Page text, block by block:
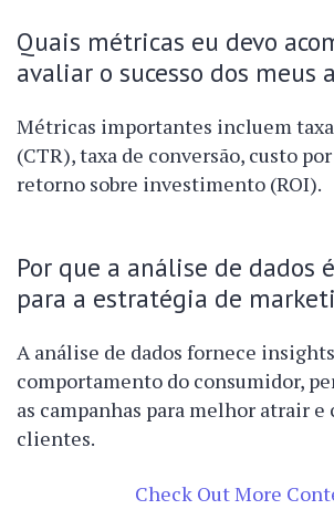
Quais métricas eu devo
avaliar o sucesso dos meus
Métricas importantes incluem
(CTR), taxa de conversão, custo
retorno sobre investimento (ROI).
Por que a análise de dados
para a estratégia de
A análise de dados fornece
comportamento do consumidor,
as campanhas para melhor atrair
clientes.
Check Out More